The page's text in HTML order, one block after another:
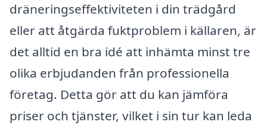
dräneringseffektiviteten i din trädgård
eller att åtgärda fuktproblem i källaren, är
det alltid en bra idé att inhämta minst tre
olika erbjudanden från professionella
företag. Detta gör att du kan jämföra
priser och tjänster, vilket i sin tur kan leda